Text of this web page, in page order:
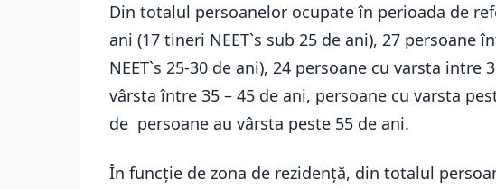
Din totalul persoanelor ocupate în perioada de
ani (17 tineri NEET`s sub 25 de ani), 27 persoane
NEET`s 25-30 de ani), 24 persoane cu varsta intre
vârsta între 35 – 45 de ani, persoane cu varsta
de persoane au vârsta peste 55 de ani.
În funcţie de zona de rezidenţă, din totalul